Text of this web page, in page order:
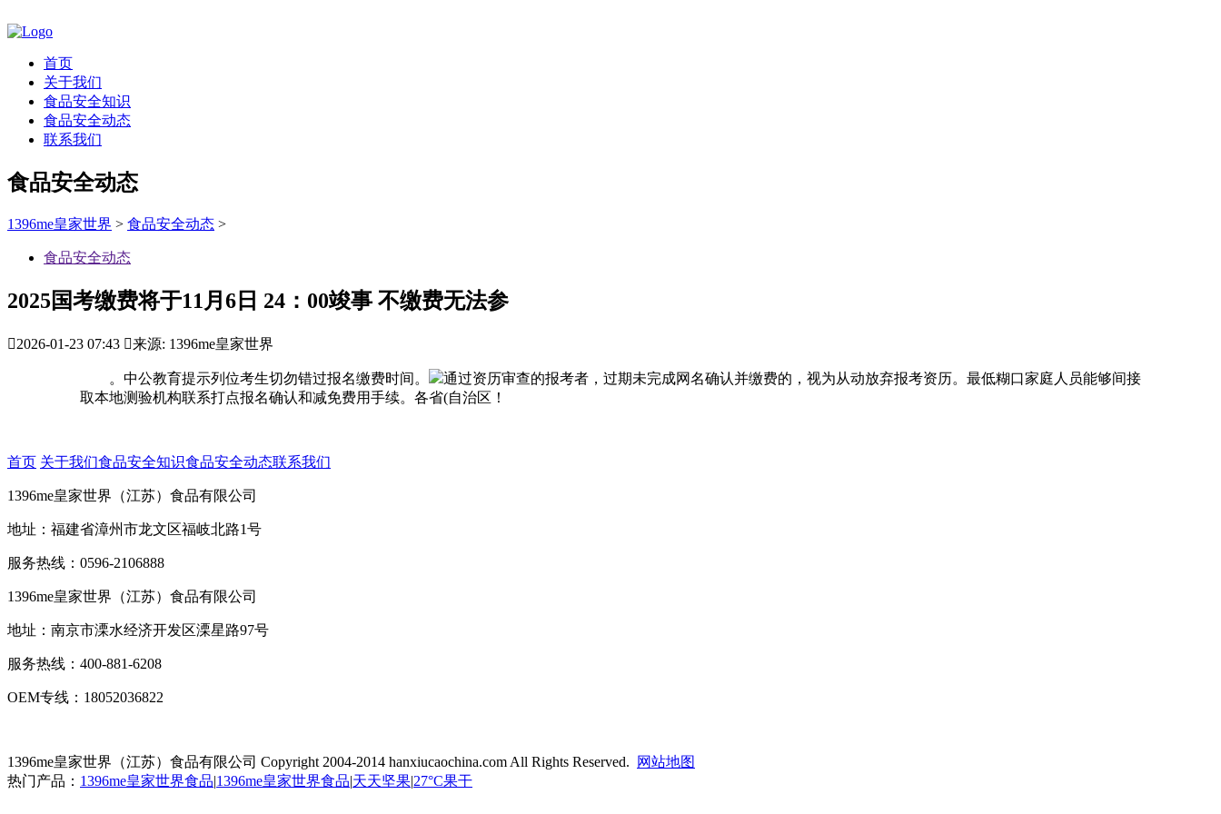
首页
关于我们
食品安全知识
食品安全动态
联系我们
食品安全动态
1396me皇家世界 > 食品安全动态 >
食品安全动态
2025国考缴费将于11月6日 24：00竣事 不缴费无法参
2026-01-23 07:43 来源: 1396me皇家世界
。中公教育提示列位考生切勿错过报名缴费时间。
通过资历审查的报考者，过期未完成网名确认并缴费的，视为从动放弃报考资历。最低糊口家庭人员能够间接
取本地测验机构联系打点报名确认和减免费用手续。各省(自治区！
首页 关于我们食品安全知识食品安全动态联系我们
1396me皇家世界（江苏）食品有限公司
地址：福建省漳州市龙文区福岐北路1号
服务热线：0596-2106888
1396me皇家世界（江苏）食品有限公司
地址：南京市溧水经济开发区溧星路97号
服务热线：400-881-6208
OEM专线：18052036822
1396me皇家世界（江苏）食品有限公司 Copyright 2004-2014 hanxiucaochina.com All Rights Reserved.
网站地图
热门产品： 1396me皇家世界食品|1396me皇家世界食品|天天坚果|27°C果干